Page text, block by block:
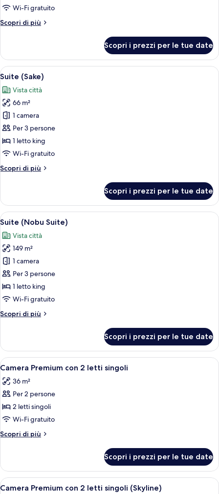
Wi-Fi gratuito
Scopri di più
Altri
(Umi)
Scopri i prezzi per le tue date
Apri
tutte
le
foto
per
Suite
(Sake)
Camera d'albergo con un letto
6
Suite (Sake)
Vista città
66 m²
1 camera
Per 3 persone
1 letto king
Wi-Fi gratuito
Scopri di più
Altri
(Sake)
Scopri i prezzi per le tue date
Apri
tutte
le
foto
per
Suite
(Nobu
Suite)
Una camera d'albergo moderna con
6
Suite (Nobu Suite)
Vista città
149 m²
1 camera
Per 3 persone
1 letto king
Wi-Fi gratuito
Scopri di più
Altri
(Nobu
Suite)
Scopri i prezzi per le tue date
Apri
tutte
le
foto
per
Camera
Premium
con
letti
singoli
Camera d'albergo con un letto, un
1
Camera Premium con 2 letti singoli
36 m²
Per 2 persone
2 letti singoli
Wi-Fi gratuito
Scopri di più
Altri
Premium
con
2
Scopri i prezzi per le tue date
Apri
Una camera d'albergo con un letto,
1
Camera Premium con 2 letti singoli (Skyline)